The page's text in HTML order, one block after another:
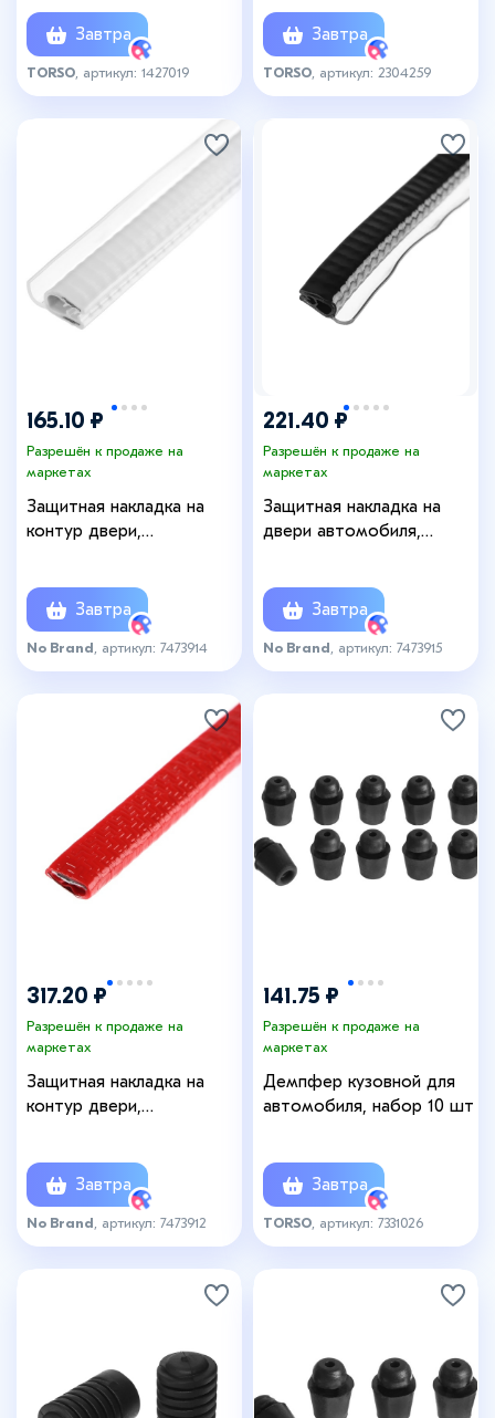
Завтра
TORSO , артикул: 1427019
Завтра
TORSO , артикул: 2304259
165.10 ₽
Разрешён к продаже на
маркетах
Защитная накладка на
контур двери,
Завтра
No Brand , артикул: 7473914
221.40 ₽
Разрешён к продаже на
маркетах
Защитная накладка на
двери автомобиля,
Завтра
No Brand , артикул: 7473915
317.20 ₽
Разрешён к продаже на
маркетах
Защитная накладка на
контур двери,
Завтра
No Brand , артикул: 7473912
141.75 ₽
Разрешён к продаже на
маркетах
Демпфер кузовной для
автомобиля, набор 10 шт
Завтра
TORSO , артикул: 7331026